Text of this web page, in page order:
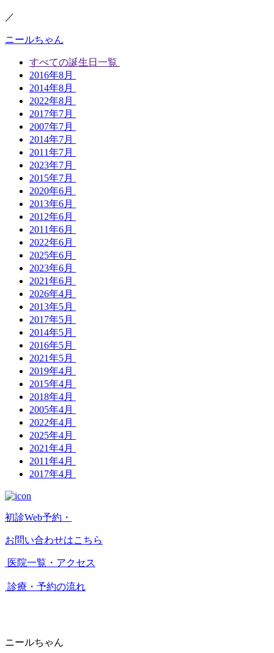
／
ニールちゃん
すべての誕生日一覧
2016年8月
2014年8月
2022年8月
2017年7月
2007年7月
2014年7月
2011年7月
2023年7月
2015年7月
2020年6月
2013年6月
2012年6月
2011年6月
2022年6月
2025年6月
2023年6月
2021年6月
2026年4月
2013年5月
2017年5月
2014年5月
2016年5月
2021年5月
2019年4月
2015年4月
2018年4月
2005年4月
2022年4月
2025年4月
2021年4月
2011年4月
2017年4月
初診Web予約・
お問い合わせはこちら
医院一覧・アクセス
診療・予約の流れ
ニールちゃん